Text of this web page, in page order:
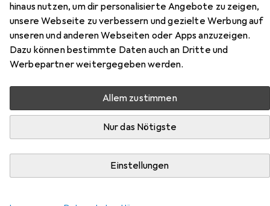
hinaus nutzen, um dir personalisierte Angebote zu zeigen,
unsere Webseite zu verbessern und gezielte Werbung auf
unseren und anderen Webseiten oder Apps anzuzeigen.
Dazu können bestimmte Daten auch an Dritte und
Werbepartner weitergegeben werden.
Allem zustimmen
Nur das Nötigste
Einstellungen
Zubehör für Hama Memo Rustico
Hier findest du passendes Zubehör zum Produkt Hama
Memo Rustico aus den Kategorien Kleberoller und
Relevanz
Produktliste